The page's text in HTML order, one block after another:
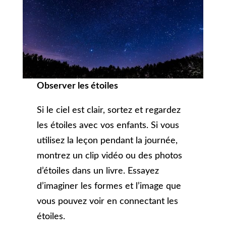
Observer les étoiles
Si le ciel est clair, sortez et regardez
les étoiles avec vos enfants. Si vous
utilisez la leçon pendant la journée,
montrez un clip vidéo ou des photos
d’étoiles dans un livre. Essayez
d’imaginer les formes et l’image que
vous pouvez voir en connectant les
étoiles.